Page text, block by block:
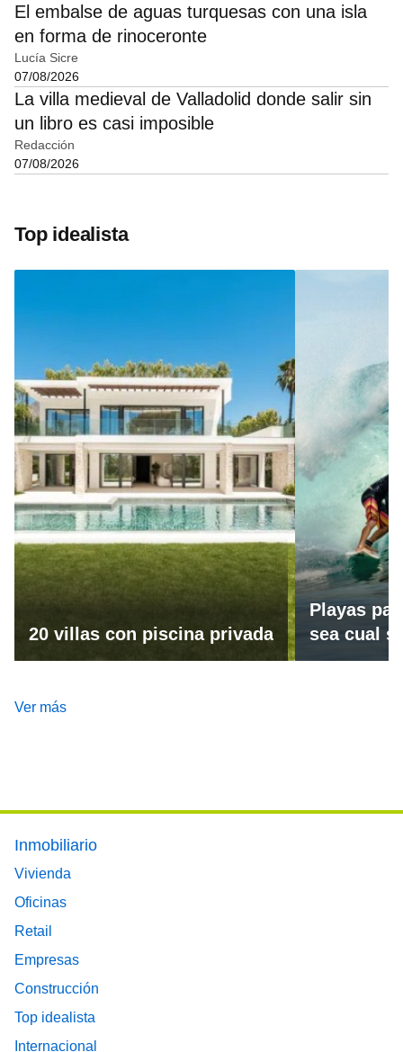
El embalse de aguas turquesas con una isla
en forma de rinoceronte
Lucía Sicre
07/08/2026
La villa medieval de Valladolid donde salir sin
un libro es casi imposible
Redacción
07/08/2026
Top idealista
20 villas con piscina privada
Playas
sea cual
Ver más
Footer main menu
Inmobiliario
Vivienda
Oficinas
Retail
Empresas
Construcción
Top idealista
Internacional